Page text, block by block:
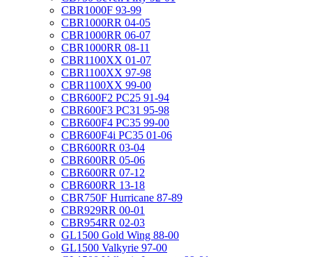
CBR1000F 93-99
CBR1000RR 04-05
CBR1000RR 06-07
CBR1000RR 08-11
CBR1100XX 01-07
CBR1100XX 97-98
CBR1100XX 99-00
CBR600F2 PC25 91-94
CBR600F3 PC31 95-98
CBR600F4 PC35 99-00
CBR600F4i PC35 01-06
CBR600RR 03-04
CBR600RR 05-06
CBR600RR 07-12
CBR600RR 13-18
CBR750F Hurricane 87-89
CBR929RR 00-01
CBR954RR 02-03
GL1500 Gold Wing 88-00
GL1500 Valkyrie 97-00